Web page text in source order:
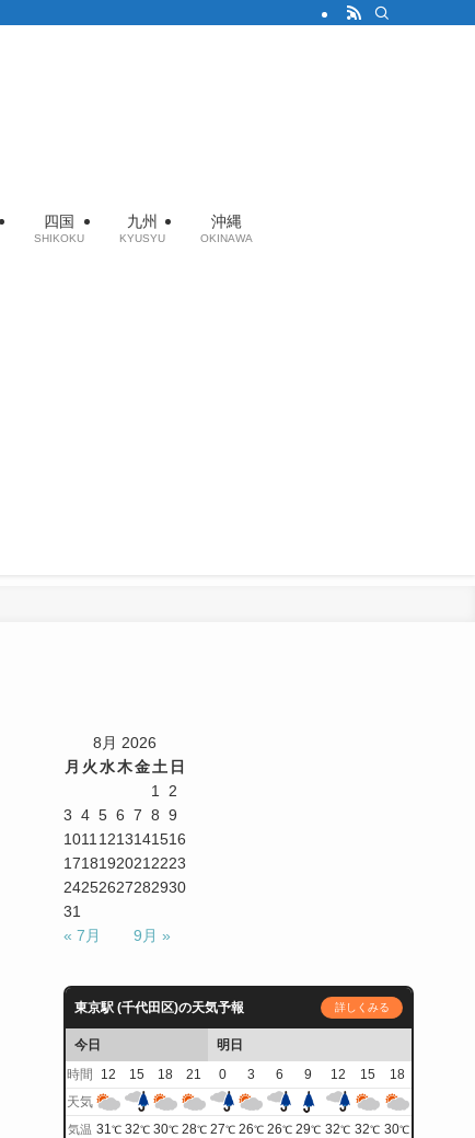
四国
SHIKOKU
九州
KYUSYU
沖縄
OKINAWA
8月 2026
月 火水木金土 日
1
2
3 4 5 6 7 8 9
1011 1213141516
1718192021 2223
24252627282930
31
« 7月
9月 »
東京駅 (千代田区)の天気予報 詳しくみる
今日
明日
時間
12 15 18 21 0 3 6 9 12 15
18
天気
気温 31℃ 32℃ 30℃ 28℃ 27℃ 26℃ 26℃ 29℃ 32℃ 32℃ 30℃